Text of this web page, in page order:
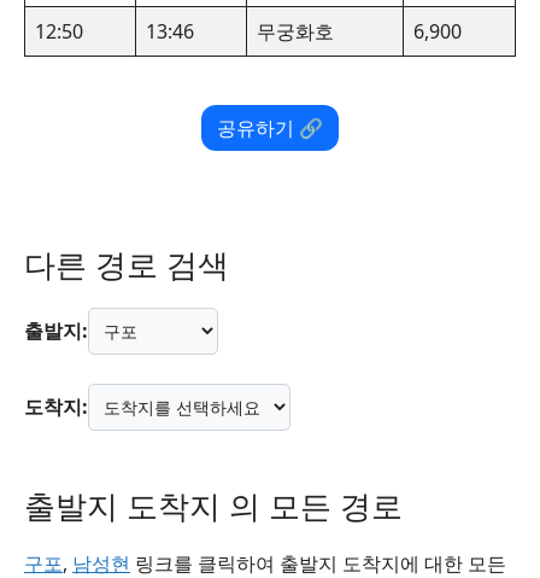
12:50
13:46 무궁화호 6,900
공유하기 🔗
다른 경로 검색
출발지:
도착지:
출발지 도착지 의 모든 경로
구포, 남성현 링크를 클릭하여 출발지 도착지에 대한 모든